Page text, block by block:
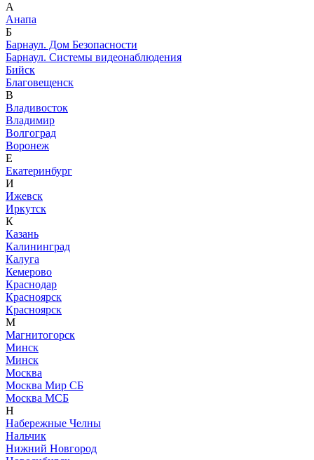
А
Анапа
Б
Барнаул. Дом Безопасности
Барнаул. Системы видеонаблюдения
Бийск
Благовещенск
В
Владивосток
Владимир
Волгоград
Воронеж
Е
Екатеринбург
И
Ижевск
Иркутск
К
Казань
Калининград
Калуга
Кемерово
Краснодар
Красноярск
Красноярск
М
Магнитогорск
Минск
Минск
Москва
Москва Мир СБ
Москва МСБ
Н
Набережные Челны
Нальчик
Нижний Новгород